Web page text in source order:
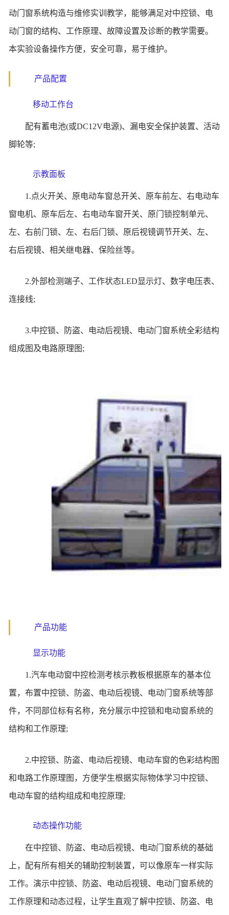
动门窗系统构造与维修实训教学，能够满足对中控锁、电
动门窗的结构、工作原理、故障设置及诊断的教学需要。
本实验设备操作方便，安全可靠，易于维护。
产品配置
移动工作台
配有蓄电池(或DC12V电源)、漏电安全保护装置、活动
脚轮等;
示教面板
1.点火开关、原电动车窗总开关、原车前左、右电动车
窗电机、原车后左、右电动车窗开关、原门锁控制单元、
左、右前门锁、左、右后门锁、原后视镜调节开关、左、
右后视镜、相关继电器、保险丝等。
2.外部检测端子、工作状态LED显示灯、数字电压表、
连接线;
3.中控锁、防盗、电动后视镜、电动门窗系统全彩结构
组成图及电路原理图;
产品功能
显示功能
1.汽车电动窗中控检测考核示教板根据原车的基本位
置，布置中控锁、防盗、电动后视镜、电动门窗系统等部
件，不同部位标有名称，充分展示中控锁和电动窗系统的
结构和工作原理;
2.中控锁、防盗、电动后视镜、电动车窗的色彩结构图
和电路工作原理图，方便学生根据实际物体学习中控锁、
电动车窗的结构组成和电控原理;
动态操作功能
在中控锁、防盗、电动后视镜、电动门窗系统的基础
上，配有所有相关的辅助控制装置，可以像原车一样实际
工作。演示中控锁、防盗、电动后视镜、电动门窗系统的
工作原理和动态过程，让学生直观了解中控锁、防盗、电